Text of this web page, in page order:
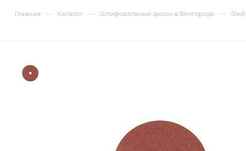
Главная — Каталог — Шлифовальные диски в Белгороде —